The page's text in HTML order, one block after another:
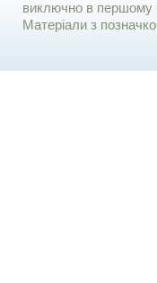
виключно в першому
Матеріали з